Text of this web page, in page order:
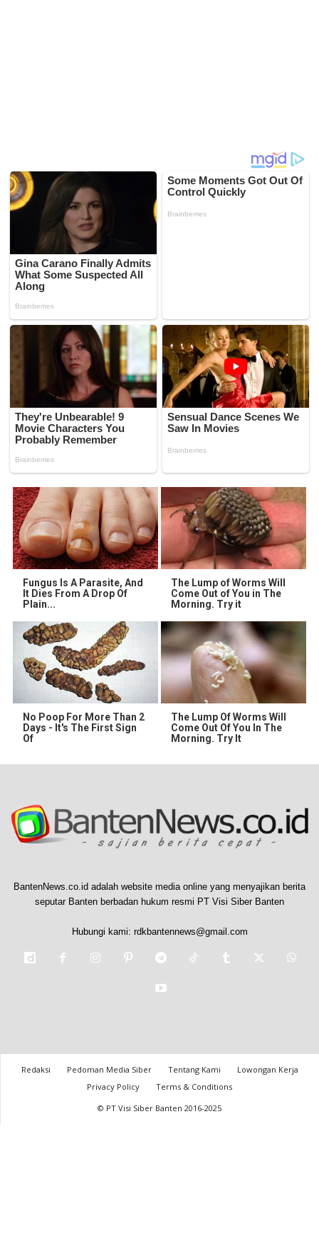
Fungus Is A Parasite, And
It Dies From A Drop Of
Plain...
The Lump of Worms Will
Come Out of You in The
Morning. Try it
No Poop For More Than 2
Days - It's The First Sign
Of
The Lump Of Worms Will
Come Out Of You In The
Morning. Try It
BantenNews.co.id adalah website media online yang menyajikan berita
seputar Banten berbadan hukum resmi PT Visi Siber Banten
Hubungi kami: rdkbantennews@gmail.com
Redaksi Pedoman Media Siber Tentang Kami
Lowongan Kerja
Privacy Policy
Terms & Conditions
© PT Visi Siber Banten 2016-2025